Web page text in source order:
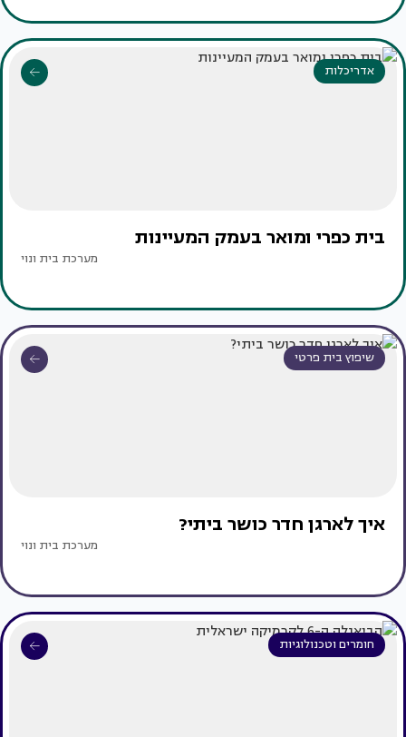
אדריכלות
בית כפרי ומואר בעמק המעיינות
מערכת בית ונוי
שיפוץ בית פרטי
איך לארגן חדר כושר ביתי?
מערכת בית ונוי
חומרים וטכנולוגיות